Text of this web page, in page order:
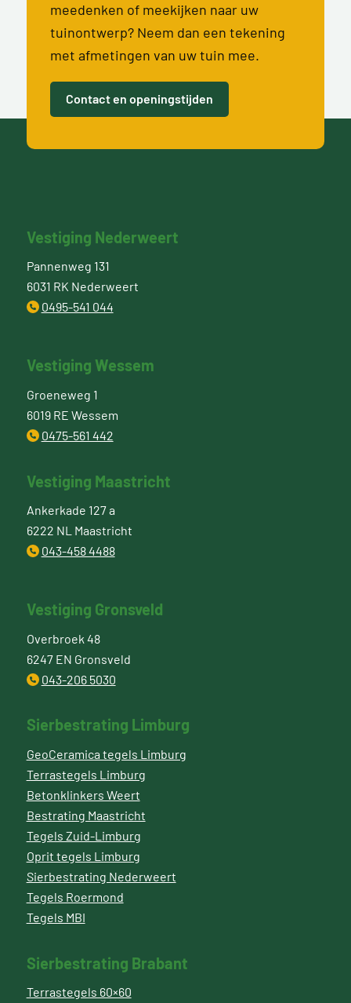
meedenken of meekijken naar uw
tuinontwerp? Neem dan een tekening
met afmetingen van uw tuin mee.
Contact en openingstijden
Vestiging Nederweert
Pannenweg 131
6031 RK Nederweert
0495-541 044
Vestiging Wessem
Groeneweg 1
6019 RE Wessem
0475-561 442
Vestiging Maastricht
Ankerkade 127 a
6222 NL Maastricht
043-458 4488
Vestiging Gronsveld
Overbroek 48
6247 EN Gronsveld
043-206 5030
Sierbestrating Limburg
GeoCeramica tegels Limburg
Terrastegels Limburg
Betonklinkers Weert
Bestrating Maastricht
Tegels Zuid-Limburg
Oprit tegels Limburg
Sierbestrating Nederweert
Tegels Roermond
Tegels MBI
Sierbestrating Brabant
Terrastegels 60×60